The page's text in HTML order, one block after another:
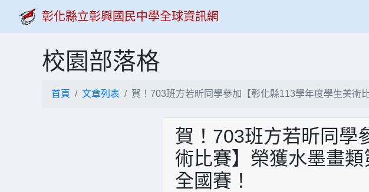
彰化縣立彰興國民中學全球資訊網
校園部落格
首頁 文章列表 賀！703班方若昕同學參加【彰化縣113學年度學生美術
賀！703班方若昕同學
術比賽】榮獲水墨畫
全國賽！